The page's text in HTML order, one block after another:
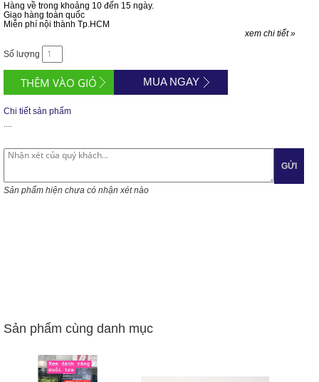
Hàng về trong khoảng 10 đến 15 ngày.
Giao hàng toàn quốc
Miễn phí nội thành Tp.HCM
xem chi tiết »
Số lượng
MUA NGAY
Chi tiết sản phẩm
....
GỬI
Sản phẩm hiện chưa có nhận xét nào
Sản phẩm cùng danh mục